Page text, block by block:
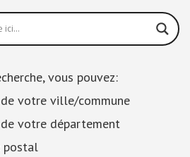
vous pouvez:
votre ville/commune
votre département
postal